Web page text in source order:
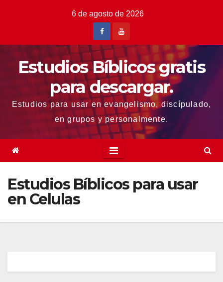
6 de agosto de 2026
Estudios Bíblicos gratis
para descargar.
Estudios para usar en evangelismo, discípulado,
en grupos y personalmente.
Estudios Bíblicos para usar
en Celulas